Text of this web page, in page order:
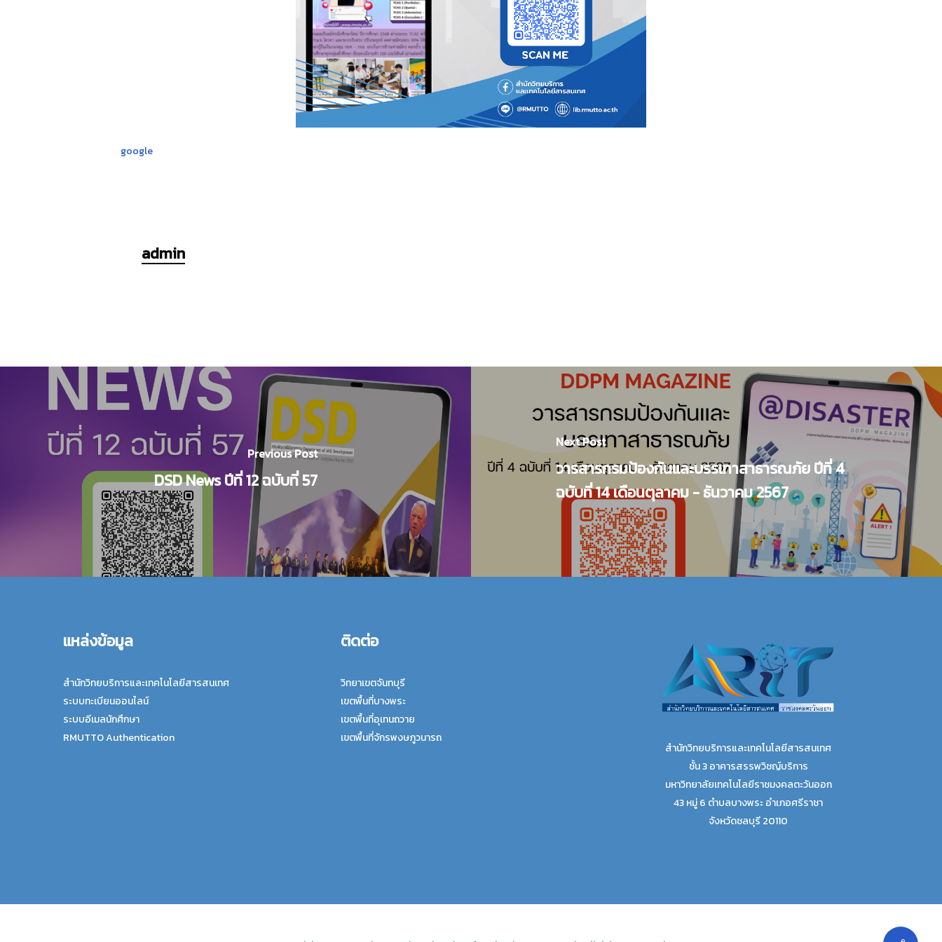
google
admin
Previous Post
DSD News ปีที่ 12 ฉบับที่ 57
Next Post
วารสารกรมป้องกันและบรรเทาสาธารณภัย ปีที่ 4
ฉบับที่ 14 เดือนตุลาคม - ธันวาคม 2567
แหล่งข้อมูล
สำนักวิทยบริการและเทคโนโลยีสารสนเทศ
ระบบทะเบียนออนไลน์
ระบบอีเมลนักศึกษา
RMUTTO Authentication
ติดต่อ
วิทยาเขตจันทบุรี
เขตพื้นที่บางพระ
เขตพื้นที่อุเทนถวาย
เขตพื้นที่จักรพงษภูวนารถ
สำนักวิทยบริการและเทคโนโลยีสารสนเทศ
ชั้น 3 อาคารสรรพวิชญ์บริการ
มหาวิทยาลัยเทคโนโลยีราชมงคลตะวันออก
43 หมู่ 6 ตำบลบางพระ อำเภอศรีราชา
จังหวัดชลบุรี 20110